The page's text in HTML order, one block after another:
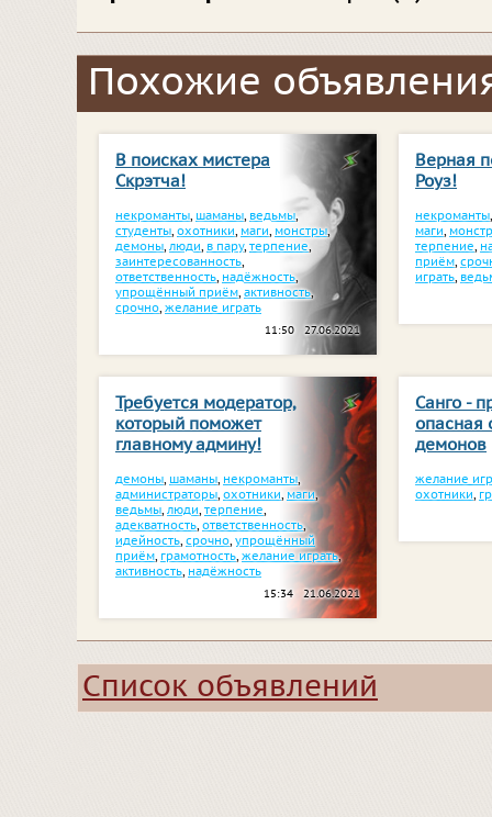
Похожие
В поисках мистера
Скрэтча!
некроманты, шаманы, ведьмы,
студенты, охотники, маги, монстры,
демоны, люди, в пару, терпение,
заинтересованность,
ответственность, надёжность,
упрощённый приём, активность,
срочно, желание играть
11:50 27.06.2021
Верная
Роуз!
некроманты
маги,
терпение,
приём,
играть,
Требуется модератор,
который поможет
главному админу!
демоны, шаманы, некроманты,
администраторы, охотники, маги,
ведьмы, люди, терпение,
адекватность, ответственность,
идейность, срочно, упрощённый
приём, грамотность, желание играть,
активность, надёжность
15:34 21.06.2021
Санго -
опасная
демонов
желание
охотники,
Список объявлений